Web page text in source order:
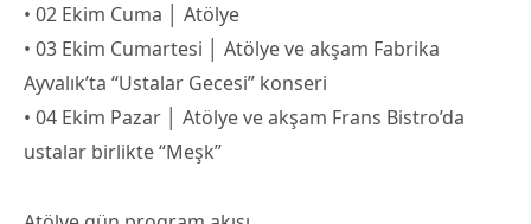
• 02 Ekim Cuma │ Atölye
• 03 Ekim Cumartesi │ Atölye ve akşam Fabrika
Ayvalık’ta “Ustalar Gecesi” konseri
• 04 Ekim Pazar │ Atölye ve akşam Frans Bistro’da
ustalar birlikte “Meşk”